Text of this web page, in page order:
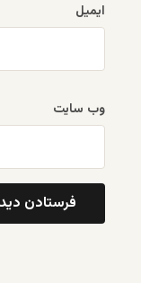
ایمیل
وب‌ سایت